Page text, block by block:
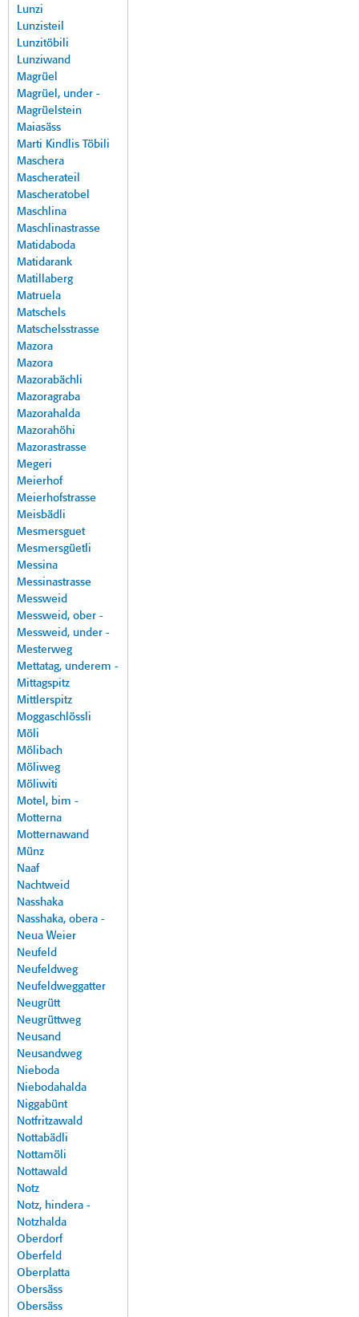
Lunzi
Lunzisteil
Lunzitöbili
Lunziwand
Magrüel
Magrüel, under -
Magrüelstein
Maiasäss
Marti Kindlis Töbili
Maschera
Mascherateil
Mascheratobel
Maschlina
Maschlinastrasse
Matidaboda
Matidarank
Matillaberg
Matruela
Matschels
Matschelsstrasse
Mazora
Mazora
Mazorabächli
Mazoragraba
Mazorahalda
Mazorahöhi
Mazorastrasse
Megeri
Meierhof
Meierhofstrasse
Meisbädli
Mesmersguet
Mesmersgüetli
Messina
Messinastrasse
Messweid
Messweid, ober -
Messweid, under -
Mesterweg
Mettatag, underem -
Mittagspitz
Mittlerspitz
Moggaschlössli
Möli
Mölibach
Möliweg
Möliwiti
Motel, bim -
Motterna
Motternawand
Münz
Naaf
Nachtweid
Nasshaka
Nasshaka, obera -
Neua Weier
Neufeld
Neufeldweg
Neufeldweggatter
Neugrütt
Neugrüttweg
Neusand
Neusandweg
Nieboda
Niebodahalda
Niggabünt
Notfritzawald
Nottabädli
Nottamöli
Nottawald
Notz
Notz, hindera -
Notzhalda
Oberdorf
Oberfeld
Oberplatta
Obersäss
Obersäss